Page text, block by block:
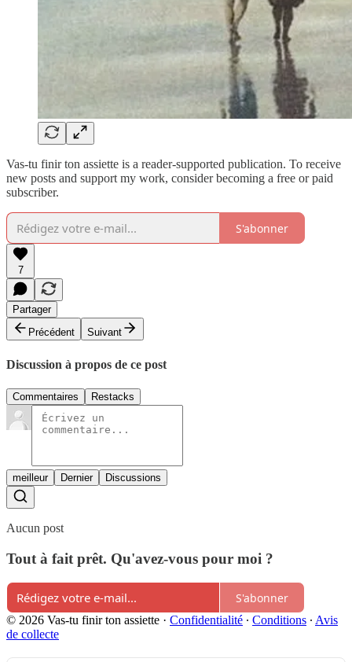
Vas-tu finir ton assiette is a reader-supported publication. To receive
new posts and support my work, consider becoming a free or paid
subscriber.
S'abonner
7
Partager
Précédent
Suivant
Discussion à propos de ce post
Commentaires Restacks
meilleur Dernier Discussions
Aucun post
Tout à fait prêt. Qu'avez-vous pour moi ?
S'abonner
© 2026 Vas-tu finir ton assiette · Confidentialité ∙ Conditions ∙ Avis
de collecte